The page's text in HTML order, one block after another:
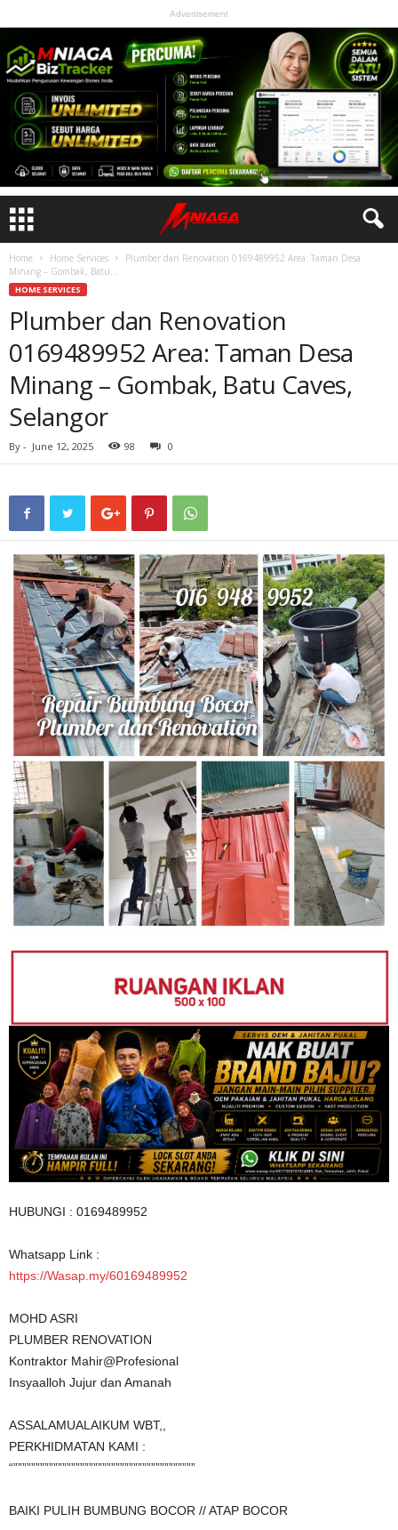
Advertisement
Home Home Services
Plumber dan Renovation 0169489952 Area: Taman Desa
Minang – Gombak, Batu...
HOME SERVICES
Plumber dan Renovation
0169489952 Area: Taman Desa
Minang – Gombak, Batu Caves,
Selangor
By - June 12, 2025 98 0
HUBUNGI : 0169489952
Whatsapp Link :
https://Wasap.my/60169489952
MOHD ASRI
PLUMBER RENOVATION
Kontraktor Mahir@Profesional
Insyaalloh Jujur dan Amanah
ASSALAMUALAIKUM WBT,,
PERKHIDMATAN KAMI :
“”””””””””””””””””””””””””””””””””””””””””
BAIKI PULIH BUMBUNG BOCOR // ATAP BOCOR